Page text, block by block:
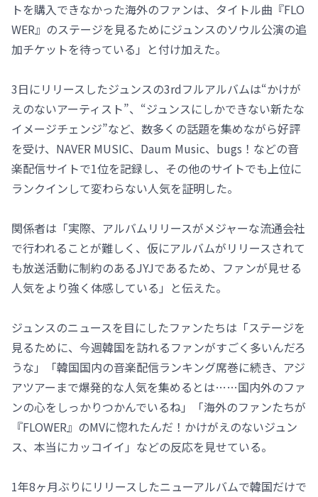
トを購入できなかった海外のファンは、タイトル曲『FLO
WER』のステージを見るためにジュンスのソウル公演の追
加チケットを待っている」と付け加えた。
3日にリリースしたジュンスの3rdフルアルバムは“かけが
えのないアーティスト”、“ジュンスにしかできない新たな
イメージチェンジ”など、数多くの話題を集めながら好評
を受け、NAVER MUSIC、Daum Music、bugs！などの音
楽配信サイトで1位を記録し、その他のサイトでも上位に
ランクインして変わらない人気を証明した。
関係者は「実際、アルバムリリースがメジャーな流通会社
で行われることが難しく、仮にアルバムがリリースされて
も放送活動に制約のあるJYJであるため、ファンが見せる
人気をより強く体感している」と伝えた。
ジュンスのニュースを目にしたファンたちは「ステージを
見るために、今週韓国を訪れるファンがすごく多いんだろ
うな」「韓国国内の音楽配信ランキング席巻に続き、アジ
アツアーまで爆発的な人気を集めるとは……国内外のファ
ンの心をしっかりつかんでいるね」「海外のファンたちが
『FLOWER』のMVに惚れたんだ！かけがえのないジュン
ス、本当にカッコイイ」などの反応を見せている。
1年8ヶ月ぶりにリリースしたニューアルバムで韓国だけで